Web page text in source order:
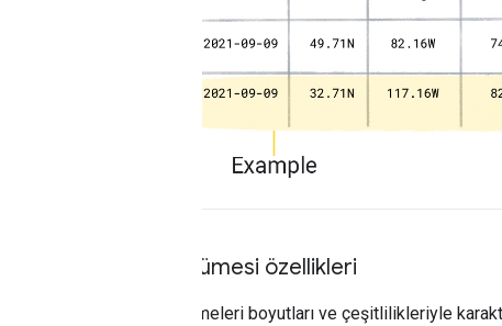
Veri kümesi özellikleri
Veri kümeleri boyutları ve çeşitlilikleriyle